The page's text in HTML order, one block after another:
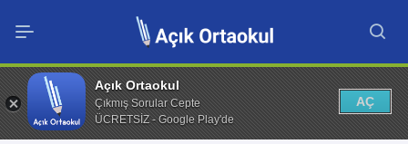
Açık Ortaokul
Çıkmış Sorular Cepte
ÜCRETSİZ - Google Play'de
AÇ